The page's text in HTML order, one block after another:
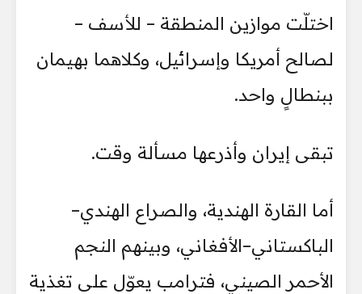
اختلّت موازين المنطقة – للأسف –
لصالح أمريكا وإسرائيل، وكلاهما بهيمان
ببنطالٍ واحد.
تبقى إيران وأذرعها مسألة وقت.
أما القارة الهندية، والصراع الهندي–
الباكستاني–الأفغاني، وبينهم النجم
الأحمر الصيني، فترامب يعوّل على تغذية